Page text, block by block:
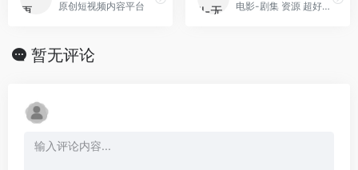
原创短视频内容平台 电影-剧集 资源 超好用！
暂无评论